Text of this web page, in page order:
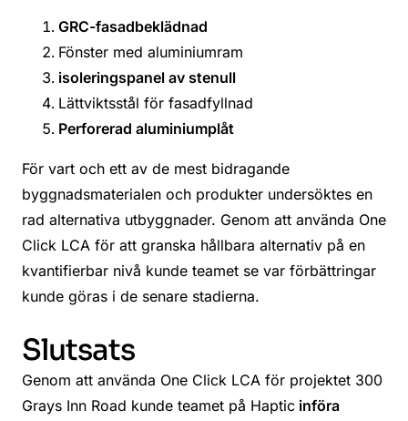
GRC-fasadbeklädnad
Fönster med aluminiumram
isoleringspanel av stenull
Lättviktsstål för fasadfyllnad
Perforerad aluminiumplåt
För vart och ett av de mest bidragande
byggnadsmaterialen och produkter undersöktes en
rad alternativa utbyggnader. Genom att använda One
Click LCA för att granska hållbara alternativ på en
kvantifierbar nivå kunde teamet se var förbättringar
kunde göras i de senare stadierna.
Slutsats
Genom att använda One Click LCA för projektet 300
Grays Inn Road kunde teamet på Haptic införa